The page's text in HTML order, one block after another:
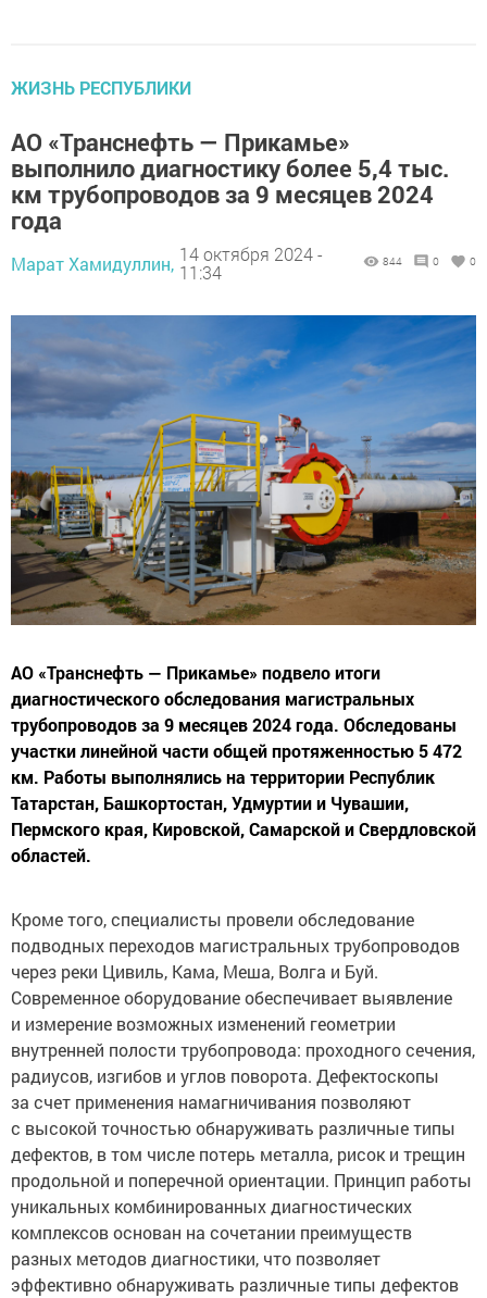
ЖИЗНЬ РЕСПУБЛИКИ
АО «Транснефть — Прикамье»
выполнило диагностику более 5,4 тыс.
км трубопроводов за 9 месяцев 2024
года
Марат Хамидуллин, 14 октября 2024 -
11:34
844 0 0
АО «Транснефть — Прикамье» подвело итоги
диагностического обследования магистральных
трубопроводов за 9 месяцев 2024 года. Обследованы
участки линейной части общей протяженностью 5 472
км. Работы выполнялись на территории Республик
Татарстан, Башкортостан, Удмуртии и Чувашии,
Пермского края, Кировской, Самарской и Свердловской
областей.
Кроме того, специалисты провели обследование
подводных переходов магистральных трубопроводов
через реки Цивиль, Кама, Меша, Волга и Буй.
Современное оборудование обеспечивает выявление
и измерение возможных изменений геометрии
внутренней полости трубопровода: проходного сечения,
радиусов, изгибов и углов поворота. Дефектоскопы
за счет применения намагничивания позволяют
с высокой точностью обнаруживать различные типы
дефектов, в том числе потерь металла, рисок и трещин
продольной и поперечной ориентации. Принцип работы
уникальных комбинированных диагностических
комплексов основан на сочетании преимуществ
разных методов диагностики, что позволяет
эффективно обнаруживать различные типы дефектов